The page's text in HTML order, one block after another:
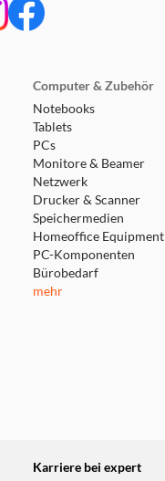
Computer & Zubehör
Notebooks
Tablets
PCs
Monitore & Beamer
Netzwerk
Drucker & Scanner
Speichermedien
Homeoffice Equipment
PC-Komponenten
Bürobedarf
mehr
Karriere bei expert